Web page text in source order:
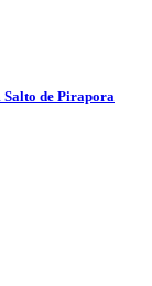
Salto de Pirapora